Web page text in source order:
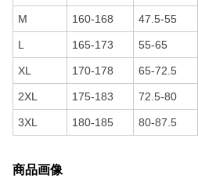
M 160-168 47.5-55
L 165-173 55-65
XL 170-178 65-72.5
2XL 175-183 72.5-80
3XL 180-185 80-87.5
商品画像